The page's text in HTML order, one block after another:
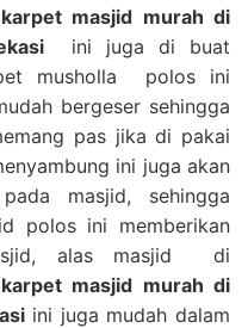
masjid murah di
ini juga di buat
musholla polos ini
bergeser sehingga
pas jika di pakai
ini juga akan
masjid, sehingga
polos ini memberikan
alas masjid di
masjid murah di
ini juga mudah dalam